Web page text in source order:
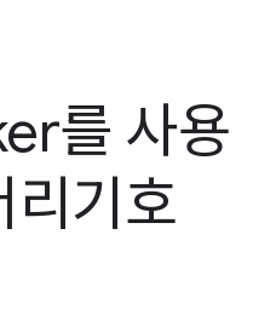
를 사용
리기호